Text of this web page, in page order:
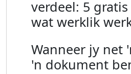
verdeel: 5
wat werklik
Wanneer jy net
'n dokument